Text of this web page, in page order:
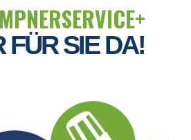
FÜR SIE DA!